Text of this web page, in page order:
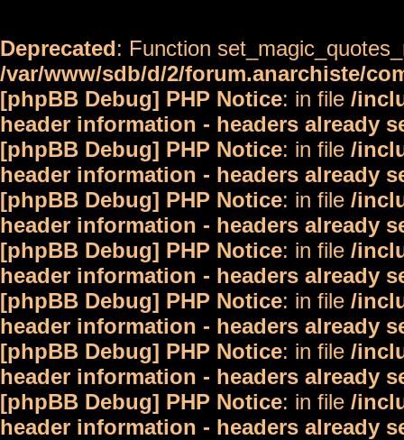
Deprecated: Function
/var/www/sdb/d/2/forum.anarchiste/
[phpBB Debug] PHP Notice: in file /
header information - headers already
[phpBB Debug] PHP Notice: in file /
header information - headers already
[phpBB Debug] PHP Notice: in file /
header information - headers already
[phpBB Debug] PHP Notice: in file /
header information - headers already
[phpBB Debug] PHP Notice: in file /
header information - headers already
[phpBB Debug] PHP Notice: in file /
header information - headers already
[phpBB Debug] PHP Notice: in file /
header information - headers already